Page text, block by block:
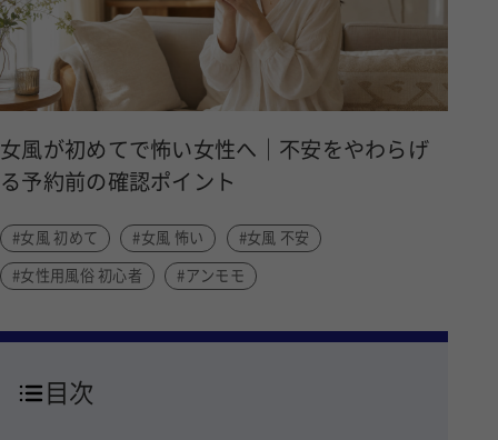
女風が初めてで怖い女性へ｜不安をやわらげ
る予約前の確認ポイント
#女風 初めて #女風 怖い #女風 不安
#女性用風俗 初心者 #アンモモ
目次